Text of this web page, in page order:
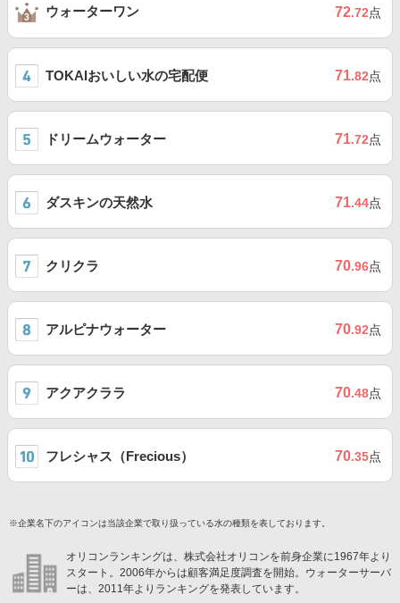
ウォーターワン 72.72点
TOKAIおいしい水の宅配便 71.82点
ドリームウォーター 71.72点
ダスキンの天然水 71.44点
クリクラ 70.96点
アルピナウォーター 70.92点
アクアクララ 70.48点
フレシャス（Frecious） 70.35点
※企業名下のアイコンは当該企業で取り扱っている水の種類を表しております。
オリコンランキングは、株式会社オリコンを前身企業に1967年より
スタート。2006年からは顧客満足度調査を開始。ウォーターサーバ
ーは、2011年よりランキングを発表しています。